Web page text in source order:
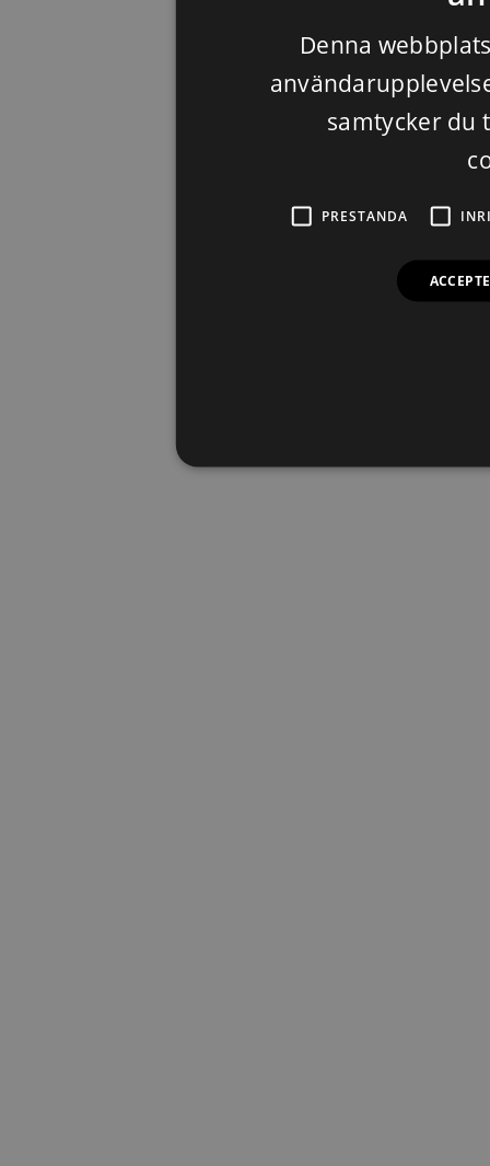
Denna
samtycker du
PRESTANDA